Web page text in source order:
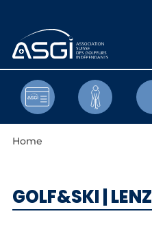
Home
GOLF&SKI |